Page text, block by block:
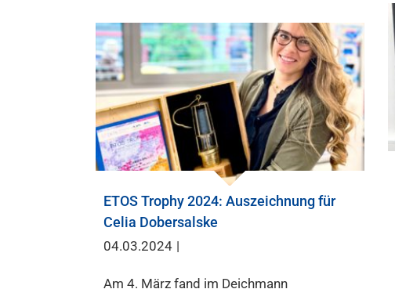
ETOS Trophy 2024: Auszeichnung für
Celia Dobersalske
04.03.2024 |
Am 4. März fand im Deichmann